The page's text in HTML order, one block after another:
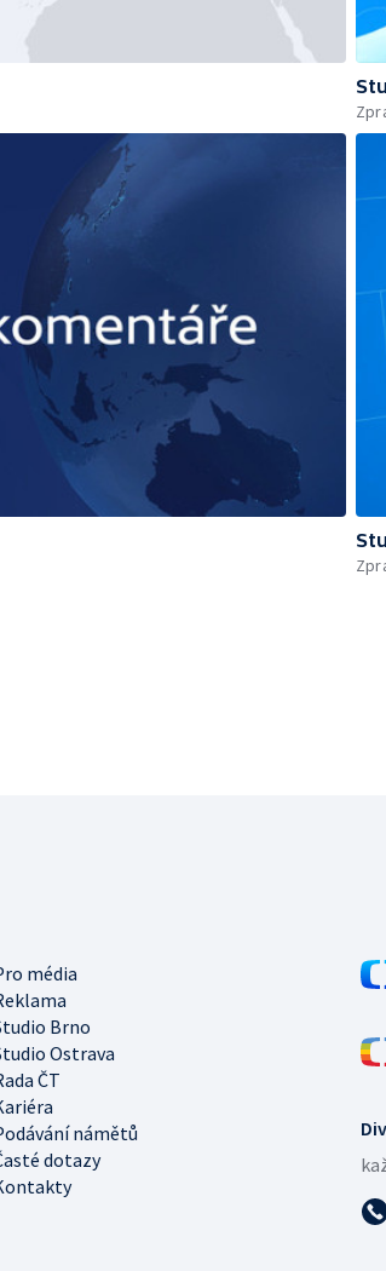
média
Brno
Ostrava
ČT
námětů
dotazy